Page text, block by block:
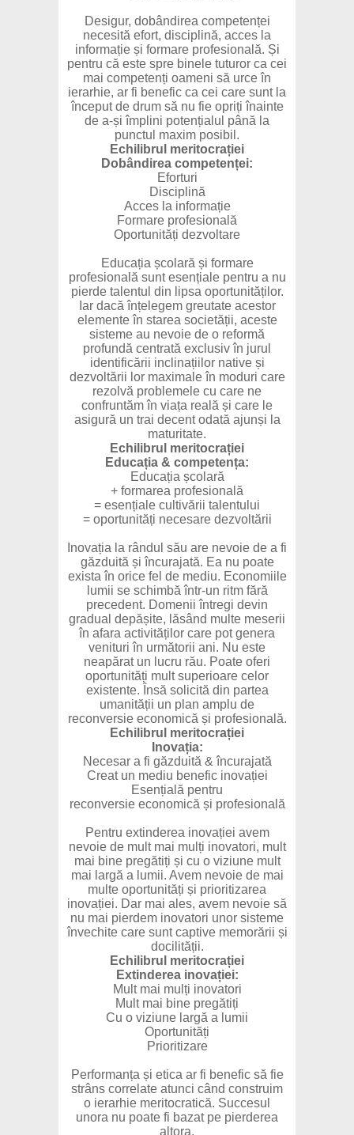
Desigur, dobândirea competenței
necesită efort, disciplină, acces la
informație și formare profesională. Și
pentru că este spre binele tuturor ca cei
mai competenți oameni să urce în
ierarhie, ar fi benefic ca cei care sunt la
început de drum să nu fie opriți înainte
de a-și împlini potențialul până la
punctul maxim posibil.
Echilibrul meritocrației
Dobândirea competenței:
Eforturi
Disciplină
Acces la informație
Formare profesională
Oportunități dezvoltare
Educația școlară și formare
profesională sunt esențiale pentru a nu
pierde talentul din lipsa oportunităților.
Iar dacă înțelegem greutate acestor
elemente în starea societății, aceste
sisteme au nevoie de o reformă
profundă centrată exclusiv în jurul
identificării inclinațiilor native și
dezvoltării lor maximale în moduri care
rezolvă problemele cu care ne
confruntăm în viața reală și care le
asigură un trai decent odată ajunși la
maturitate.
Echilibrul meritocrației
Educația & competența:
Educația școlară
+ formarea profesională
= esențiale cultivării talentului
= oportunități necesare dezvoltării
Inovația la rândul său are nevoie de a fi
găzduită și încurajată. Ea nu poate
exista în orice fel de mediu. Economiile
lumii se schimbă într-un ritm fără
precedent. Domenii întregi devin
gradual depășite, lăsând multe meserii
în afara activităților care pot genera
venituri în următorii ani. Nu este
neapărat un lucru rău. Poate oferi
oportunități mult superioare celor
existente. Însă solicită din partea
umanității un plan amplu de
reconversie economică și profesională.
Echilibrul meritocrației
Inovația:
Necesar a fi găzduită & încurajată
Creat un mediu benefic inovației
Esențială pentru
reconversie economică și profesională
Pentru extinderea inovației avem
nevoie de mult mai mulți inovatori, mult
mai bine pregătiți și cu o viziune mult
mai largă a lumii. Avem nevoie de mai
multe oportunități și prioritizarea
inovației. Dar mai ales, avem nevoie să
nu mai pierdem inovatori unor sisteme
învechite care sunt captive memorării și
docilității.
Echilibrul meritocrației
Extinderea inovației:
Mult mai mulți inovatori
Mult mai bine pregătiți
Cu o viziune largă a lumii
Oportunități
Prioritizare
Performanța și etica ar fi benefic să fie
strâns correlate atunci când construim
o ierarhie meritocratică. Succesul
unora nu poate fi bazat pe pierderea
altora.